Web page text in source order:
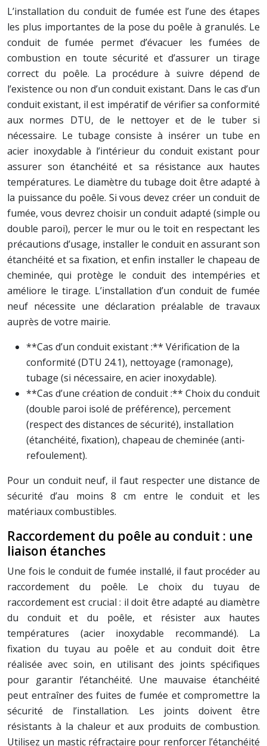
L’installation du conduit de fumée est l’une des étapes
les plus importantes de la pose du poêle à granulés. Le
conduit de fumée permet d’évacuer les fumées de
combustion en toute sécurité et d’assurer un tirage
correct du poêle. La procédure à suivre dépend de
l’existence ou non d’un conduit existant. Dans le cas d’un
conduit existant, il est impératif de vérifier sa conformité
aux normes DTU, de le nettoyer et de le tuber si
nécessaire. Le tubage consiste à insérer un tube en
acier inoxydable à l’intérieur du conduit existant pour
assurer son étanchéité et sa résistance aux hautes
températures. Le diamètre du tubage doit être adapté à
la puissance du poêle. Si vous devez créer un conduit de
fumée, vous devrez choisir un conduit adapté (simple ou
double paroi), percer le mur ou le toit en respectant les
précautions d’usage, installer le conduit en assurant son
étanchéité et sa fixation, et enfin installer le chapeau de
cheminée, qui protège le conduit des intempéries et
améliore le tirage. L’installation d’un conduit de fumée
neuf nécessite une déclaration préalable de travaux
auprès de votre mairie.
**Cas d’un conduit existant :** Vérification de la
conformité (DTU 24.1), nettoyage (ramonage),
tubage (si nécessaire, en acier inoxydable).
**Cas d’une création de conduit :** Choix du conduit
(double paroi isolé de préférence), percement
(respect des distances de sécurité), installation
(étanchéité, fixation), chapeau de cheminée (anti-
refoulement).
Pour un conduit neuf, il faut respecter une distance de
sécurité d’au moins 8 cm entre le conduit et les
matériaux combustibles.
Raccordement du poêle au conduit : une
liaison étanches
Une fois le conduit de fumée installé, il faut procéder au
raccordement du poêle. Le choix du tuyau de
raccordement est crucial : il doit être adapté au diamètre
du conduit et du poêle, et résister aux hautes
températures (acier inoxydable recommandé). La
fixation du tuyau au poêle et au conduit doit être
réalisée avec soin, en utilisant des joints spécifiques
pour garantir l’étanchéité. Une mauvaise étanchéité
peut entraîner des fuites de fumée et compromettre la
sécurité de l’installation. Les joints doivent être
résistants à la chaleur et aux produits de combustion.
Utilisez un mastic réfractaire pour renforcer l’étanchéité